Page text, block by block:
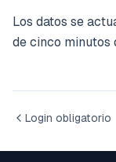
Los datos se
de cinco minutos
Login obligatorio